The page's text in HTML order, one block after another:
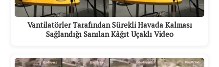
Vantilatörler Tarafından Sürekli Havada Kalması
Sağlandığı Sanılan Kâğıt Uçaklı Video